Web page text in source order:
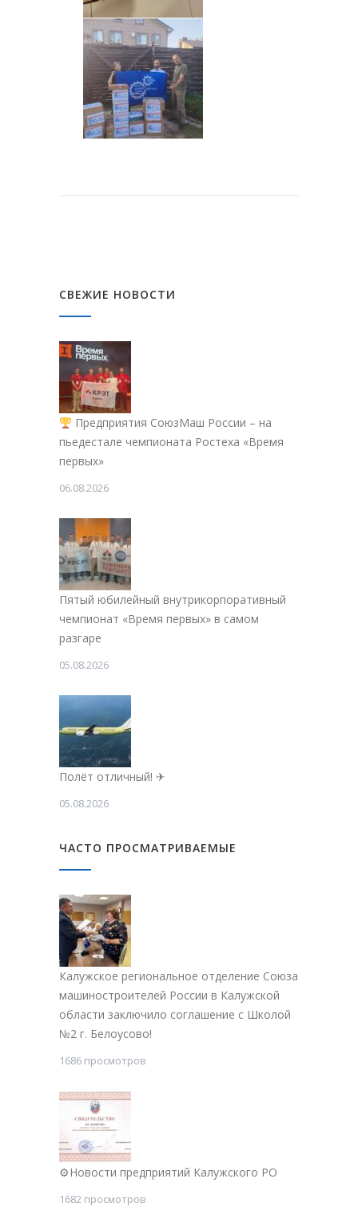
СВЕЖИЕ НОВОСТИ
Предприятия СоюзМаш России – на
пьедестале чемпионата Ростеха «Время
первых»
06.08.2026
Пятый юбилейный внутрикорпоративный
чемпионат «Время первых» в самом
разгаре
05.08.2026
Полёт отличный! ✈
05.08.2026
ЧАСТО ПРОСМАТРИВАЕМЫЕ
Калужское региональное отделение Союза
машиностроителей России в Калужской
области заключило соглашение с Школой
№2 г. Белоусово!
1686 просмотров
⚙Новости предприятий Калужского РО
1682 просмотров